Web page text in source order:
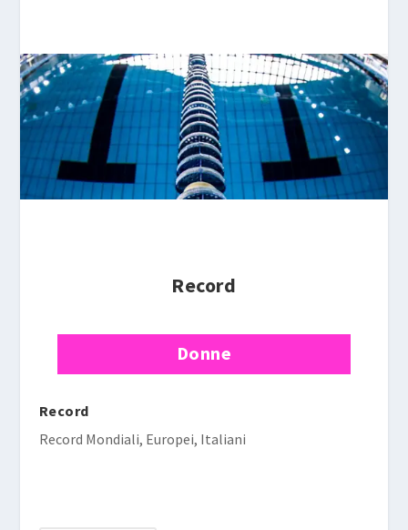
Record
Donne
Record
Record Mondiali, Europei, Italiani